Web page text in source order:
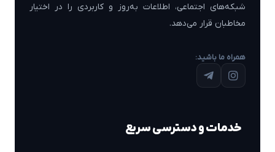
شبکه‌های اجتماعی، اطلاعات به‌روز و کاربردی را در اختیار
مخاطبان قرار می‌دهد.
همراه ما باشید:
خدمات و دسترسی سریع